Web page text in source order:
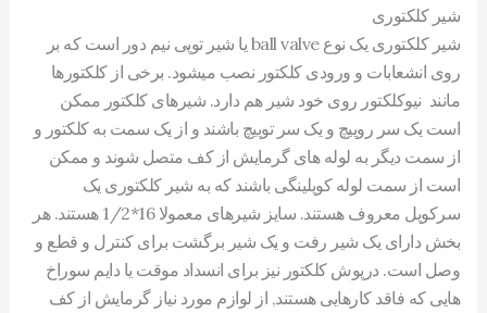
شیر کلکتوری
شیر کلکتوری یک نوع ball valve یا شیر توپی نیم دور است که بر
روی انشعابات و ورودی کلکتور نصب میشود. برخی از کلکتورها
مانند نیوکلکتور روی خود شیر هم دارد. شیرهای کلکتور ممکن
است یک سر روپیچ و یک سر توپیچ باشند و از یک سمت به کلکتور و
از سمت دیگر به لوله های گرمایش از کف متصل شوند و ممکن
است از سمت لوله کوپلینگی باشند که به شیر کلکتوری یک
سرکوپل معروف هستند. سایز شیرهای معمولا 16*1/2 هستند. هر
بخش دارای یک شیر رفت و یک شیر برگشت برای کنترل و قطع و
وصل است. درپوش کلکتور نیز برای انسداد موقت یا دایم سوراخ
هایی که فاقد کارهایی هستند, از لوازم مورد نیاز گرمایش از کف